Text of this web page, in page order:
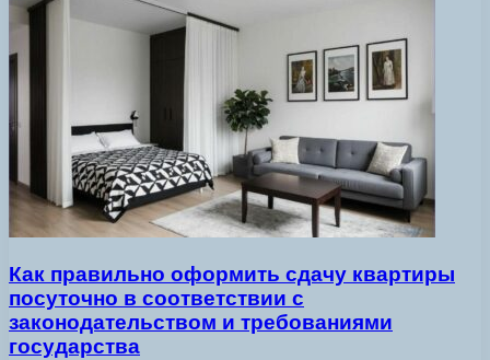
Как правильно оформить сдачу квартиры
посуточно в соответствии с
законодательством и требованиями
государства